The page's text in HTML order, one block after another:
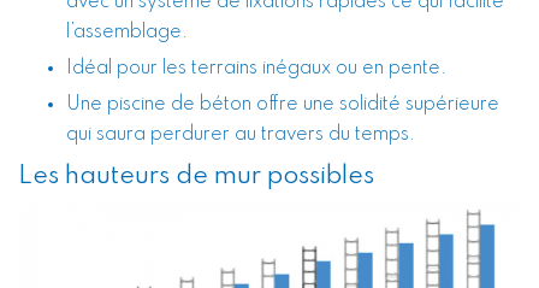
l’assemblage.
Idéal pour les terrains inégaux ou en pente.
Une piscine de béton offre une solidité supérieure
qui saura perdurer au travers du temps.
Les hauteurs de mur possibles